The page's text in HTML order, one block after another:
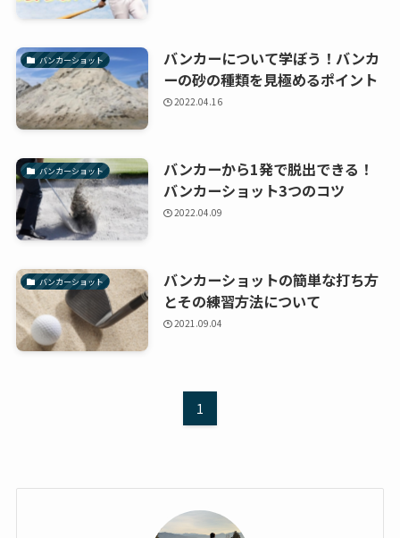
バンカーショット
バンカーについて学ぼう！バンカ
ーの砂の種類を見極めるポイント
2022.04.16
バンカーショット
バンカーから1発で脱出できる！
バンカーショット3つのコツ
2022.04.09
バンカーショット
バンカーショットの簡単な打ち方
とその練習方法について
2021.09.04
1